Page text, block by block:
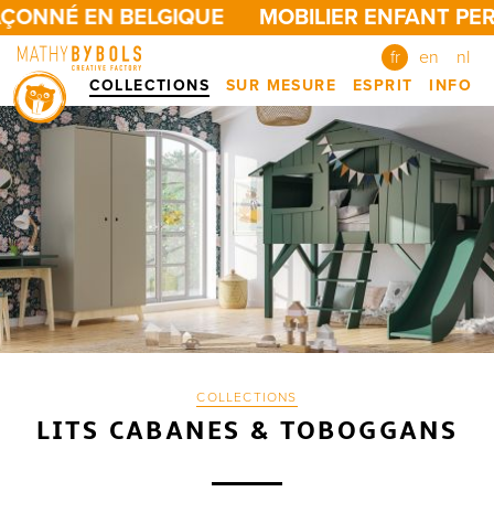
EN BELGIQUE MOBILIER ENFANT
fr en nl
COLLECTIONS SUR MESURE ESPRIT INFO
COLLECTIONS
LITS CABANES & TOBOGGANS